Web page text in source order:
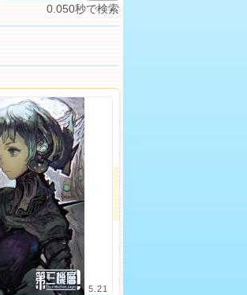
0.050秒で検索
5.21